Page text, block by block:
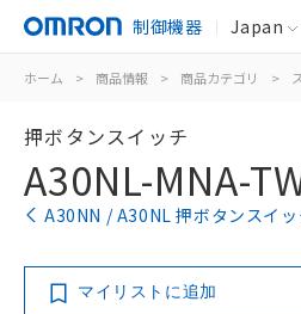
制御機器 Japan
ホーム > 商品情報 > 商品カテゴリ >
押ボタンスイッチ
A30NL-MNA-
A30NN / A30NL 押ボタンスイ
マイリストに追加